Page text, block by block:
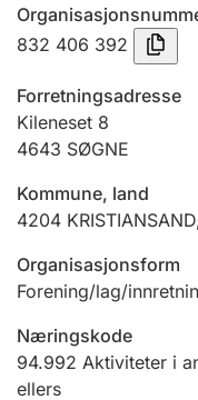
Jeger
Ektepaktveileder
Offentlig sektor
832 406 392
Forretningsadresse
Kileneset 8
4643 SØGNE
Kommune, land
4204 KRISTIANSAND
Organisasjonsform
Forening/lag/
Næringskode
94.992 Aktiviteter i
ellers